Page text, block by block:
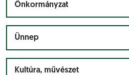
Önkormányzat
Ünnep
Kultúra, művészet